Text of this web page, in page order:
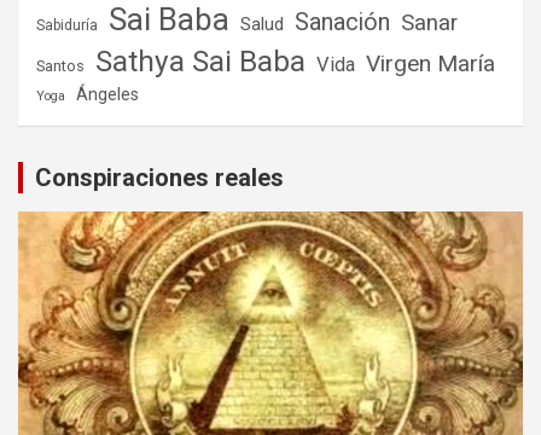
Sabiduría Sai Baba Salud Sanación Sanar
Santos Sathya Sai Baba Vida Virgen María
Yoga Ángeles
Conspiraciones reales